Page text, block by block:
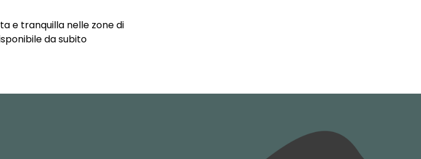
e tranquilla nelle zone di
da subito